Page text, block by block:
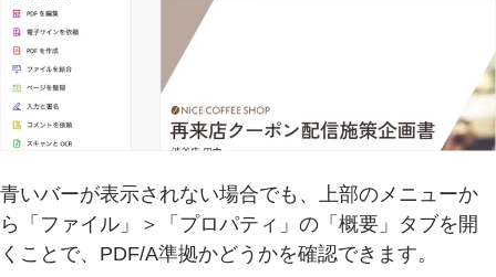
青いバーが表示されない場合でも、上部のメニューか
ら「ファイル」＞「プロパティ」の「概要」タブを開
くことで、PDF/A準拠かどうかを確認できます。